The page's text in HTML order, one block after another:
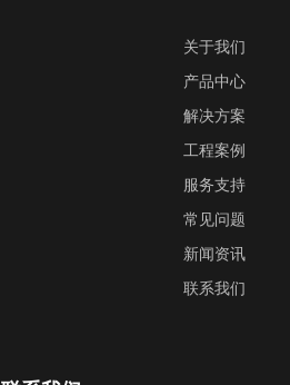
关于我们
产品中心
解决方案
工程案例
服务支持
常见问题
新闻资讯
联系我们